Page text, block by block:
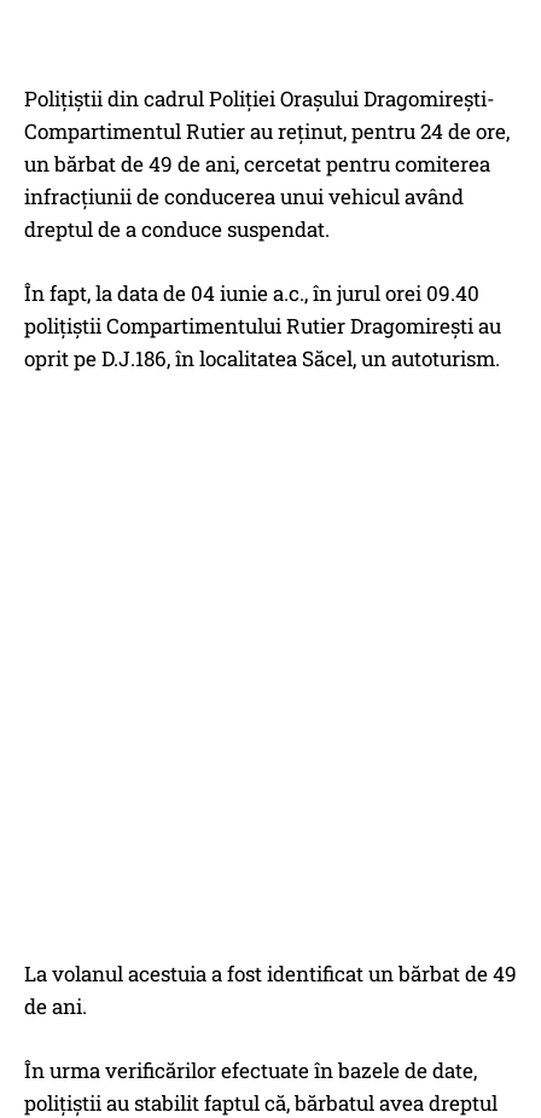
Polițiștii din cadrul Poliției Orașului Dragomirești-
Compartimentul Rutier au reținut, pentru 24 de ore,
un bărbat de 49 de ani, cercetat pentru comiterea
infracțiunii de conducerea unui vehicul având
dreptul de a conduce suspendat.
În fapt, la data de 04 iunie a.c., în jurul orei 09.40
polițiștii Compartimentului Rutier Dragomirești au
oprit pe D.J.186, în localitatea Săcel, un autoturism.
La volanul acestuia a fost identificat un bărbat de 49
de ani.
În urma verificărilor efectuate în bazele de date,
polițiștii au stabilit faptul că, bărbatul avea dreptul